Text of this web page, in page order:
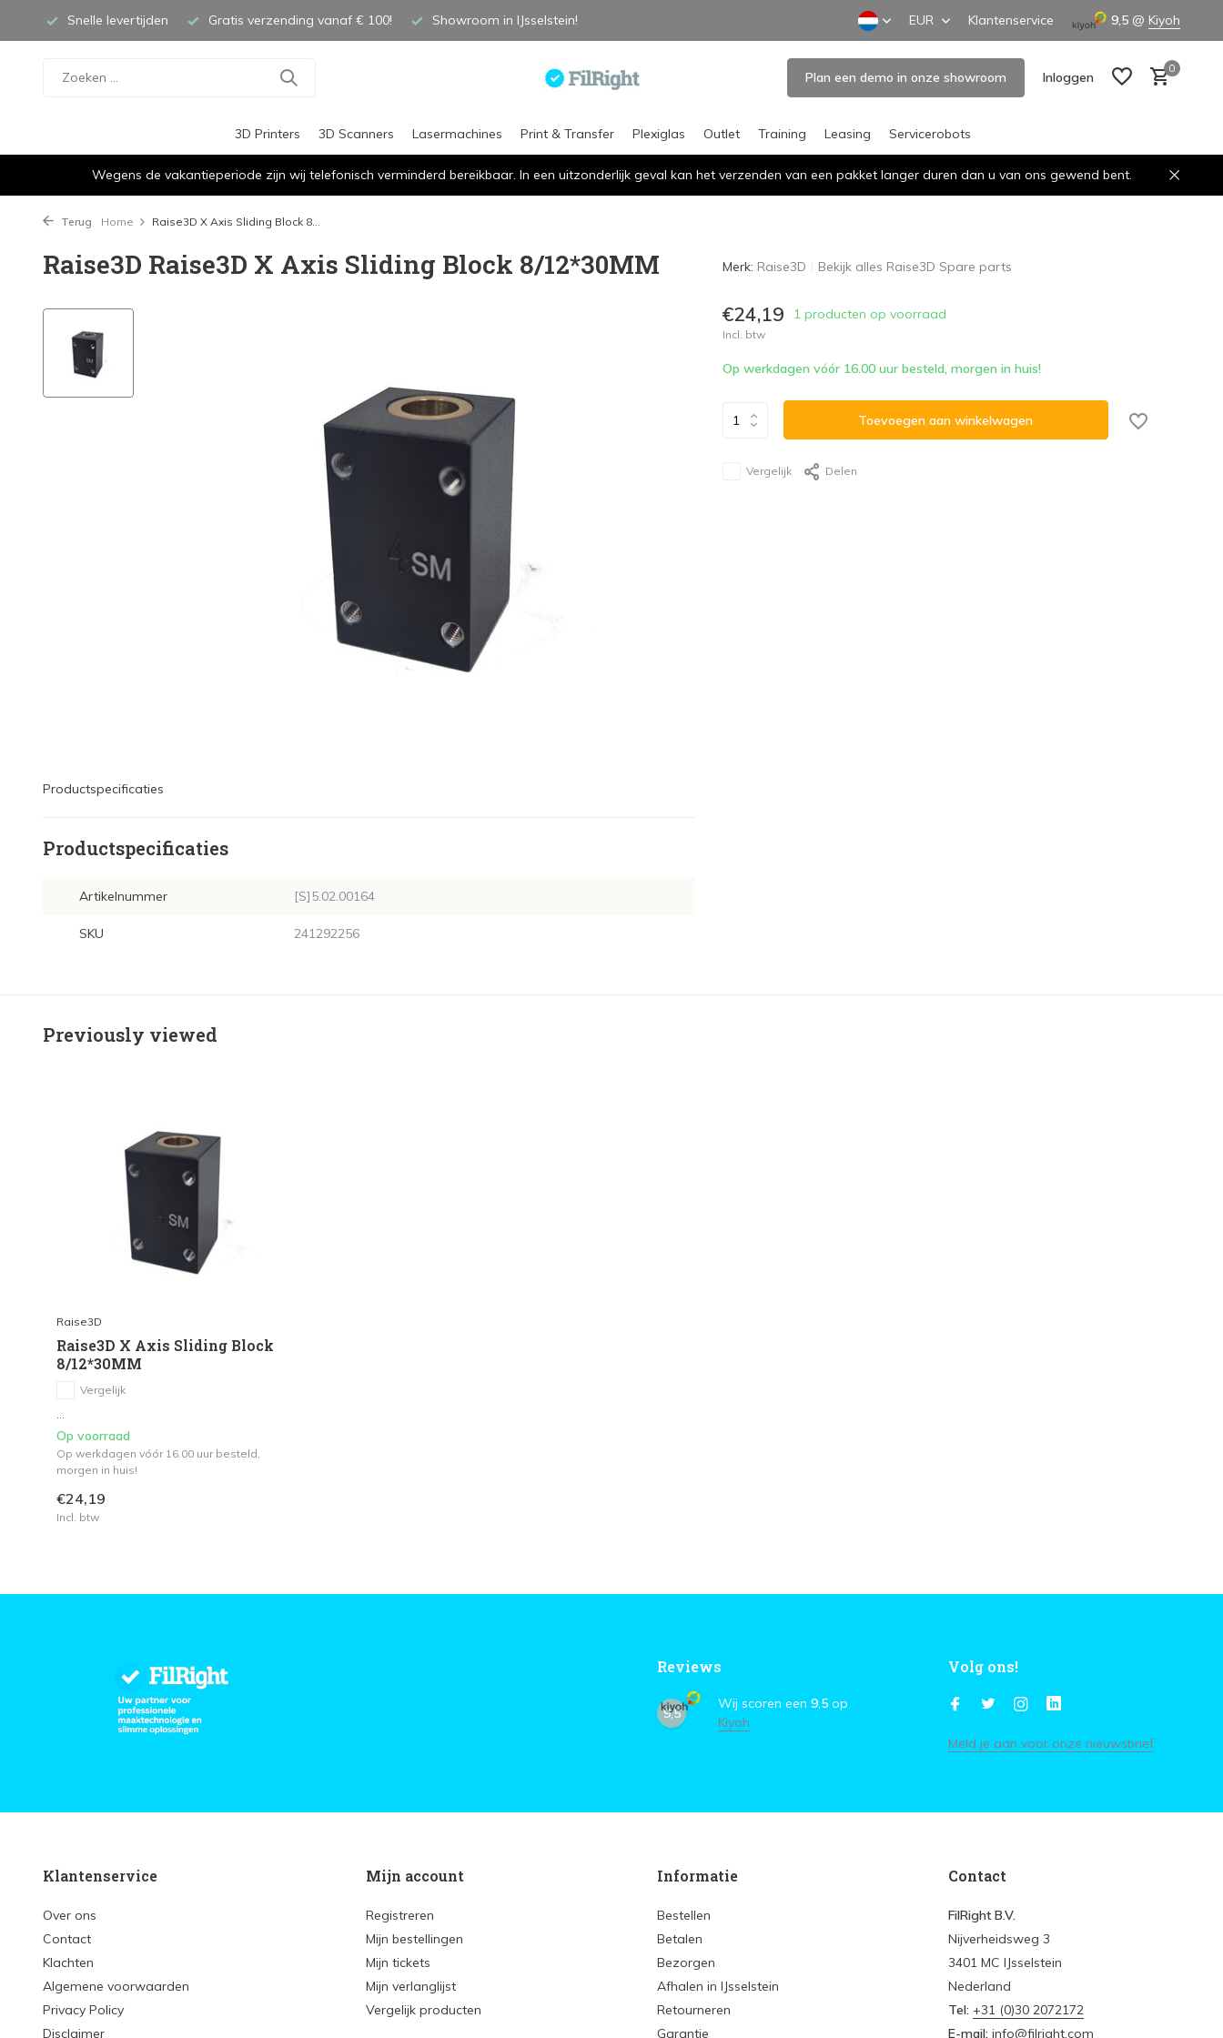
Snelle levertijden Gratis verzending vanaf € 100! Showroom in IJsselstein! EUR Klantenservice 9,5 @ Kiyoh
Plan een demo in onze showroom Inloggen
0
3D Printers 3D Scanners Lasermachines Print & Transfer Plexiglas Outlet Training Leasing Servicerobots
Wegens de vakantieperiode zijn wij telefonisch verminderd bereikbaar. In een uitzonderlijk geval kan het verzenden van een pakket langer duren dan u van ons gewend bent.
Terug Home Raise3D X Axis Sliding Block 8...
Raise3D Raise3D X Axis Sliding Block 8/12*30MM
Productspecificaties
Productspecificaties
Artikelnummer [S]5.02.00164
SKU 241292256
Merk: Raise3D Bekijk alles Raise3D Spare parts
€24,19 1 producten op voorraad
Incl. btw
Op werkdagen vóór 16.00 uur besteld, morgen in huis!
Toevoegen aan winkelwagen
Vergelijk Delen
Previously viewed
Raise3D
Raise3D X Axis Sliding Block
8/12*30MM
Vergelijk
Op voorraad
Op werkdagen vóór 16.00 uur besteld,
morgen in huis!
€24,19
Incl. btw
Reviews
9,5
Wij scoren een 9,5 op
Kiyoh
Volg ons!
Meld je aan voor onze nieuwsbrief
Klantenservice
Over ons
Contact
Klachten
Algemene voorwaarden
Privacy Policy
Disclaimer
Mijn account
Registreren
Mijn bestellingen
Mijn tickets
Mijn verlanglijst
Vergelijk producten
Informatie
Bestellen
Betalen
Bezorgen
Afhalen in IJsselstein
Retourneren
Garantie
Contact
FilRight B.V.
Nijverheidsweg 3
3401 MC IJsselstein
Nederland
Tel: +31 (0)30 2072172
E-mail: info@filright.com